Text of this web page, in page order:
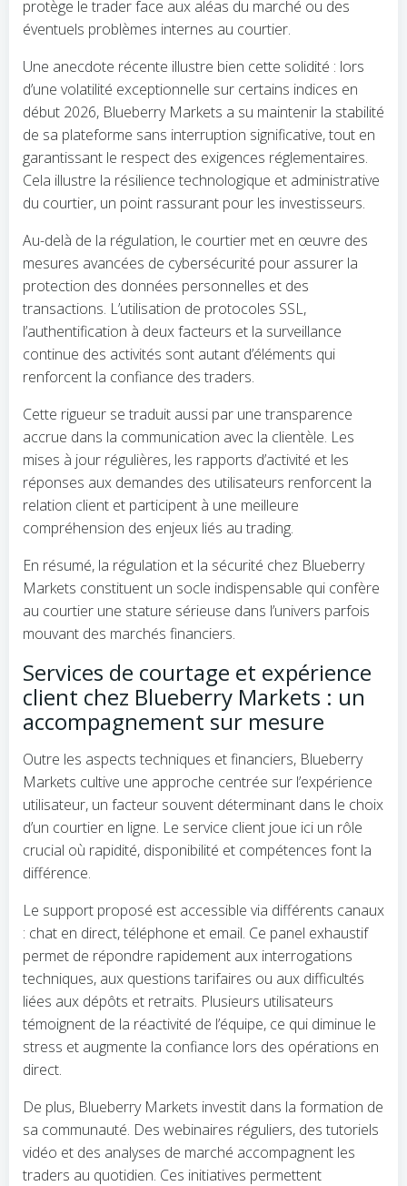
protège le trader face aux aléas du marché ou des
éventuels problèmes internes au courtier.
Une anecdote récente illustre bien cette solidité : lors
d’une volatilité exceptionnelle sur certains indices en
début 2026, Blueberry Markets a su maintenir la stabilité
de sa plateforme sans interruption significative, tout en
garantissant le respect des exigences réglementaires.
Cela illustre la résilience technologique et administrative
du courtier, un point rassurant pour les investisseurs.
Au-delà de la régulation, le courtier met en œuvre des
mesures avancées de cybersécurité pour assurer la
protection des données personnelles et des
transactions. L’utilisation de protocoles SSL,
l’authentification à deux facteurs et la surveillance
continue des activités sont autant d’éléments qui
renforcent la confiance des traders.
Cette rigueur se traduit aussi par une transparence
accrue dans la communication avec la clientèle. Les
mises à jour régulières, les rapports d’activité et les
réponses aux demandes des utilisateurs renforcent la
relation client et participent à une meilleure
compréhension des enjeux liés au trading.
En résumé, la régulation et la sécurité chez Blueberry
Markets constituent un socle indispensable qui confère
au courtier une stature sérieuse dans l’univers parfois
mouvant des marchés financiers.
Services de courtage et expérience
client chez Blueberry Markets : un
accompagnement sur mesure
Outre les aspects techniques et financiers, Blueberry
Markets cultive une approche centrée sur l’expérience
utilisateur, un facteur souvent déterminant dans le choix
d’un courtier en ligne. Le service client joue ici un rôle
crucial où rapidité, disponibilité et compétences font la
différence.
Le support proposé est accessible via différents canaux
: chat en direct, téléphone et email. Ce panel exhaustif
permet de répondre rapidement aux interrogations
techniques, aux questions tarifaires ou aux difficultés
liées aux dépôts et retraits. Plusieurs utilisateurs
témoignent de la réactivité de l’équipe, ce qui diminue le
stress et augmente la confiance lors des opérations en
direct.
De plus, Blueberry Markets investit dans la formation de
sa communauté. Des webinaires réguliers, des tutoriels
vidéo et des analyses de marché accompagnent les
traders au quotidien. Ces initiatives permettent